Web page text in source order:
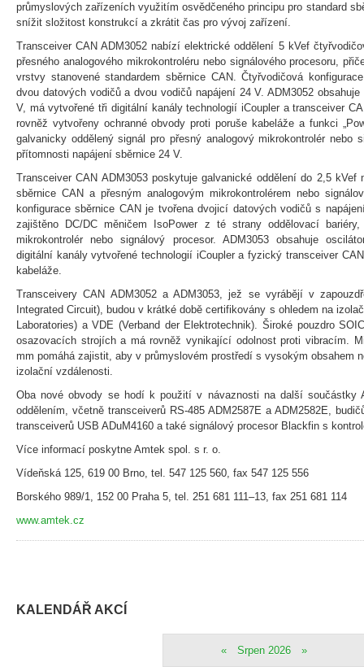
průmyslových zařízeních využitím osvědčeného principu pro standard
snížit složitost konstrukcí a zkrátit čas pro vývoj zařízení.
Transceiver CAN ADM3052 nabízí elektrické oddělení 5 kVef
přesného analogového mikrokontroléru nebo signálového procesoru,
vrstvy stanovené standardem sběrnice CAN. Čtyřvodičová
dvou datových vodičů a dvou vodičů napájení 24 V. ADM3052 obsahuje
V, má vytvořené tři digitální kanály technologií iCoupler a transceiver
rovněž vytvořeny ochranné obvody proti poruše kabeláže a funkci
galvanicky oddělený signál pro přesný analogový mikrokontrolér nebo
přítomnosti napájení sběrnice 24 V.
Transceiver CAN ADM3053 poskytuje galvanické oddělení do 2,5 kVef
sběrnice CAN a přesným analogovým mikrokontrolérem nebo
konfigurace sběrnice CAN je tvořena dvojicí datových vodičů s
zajištěno DC/DC měničem IsoPower z té strany oddělovací
mikrokontrolér nebo signálový procesor. ADM3053 obsahuje
digitální kanály vytvořené technologií iCoupler a fyzický transceiver
kabeláže.
Transceivery CAN ADM3052 a ADM3053, jež se vyrábějí v
Integrated Circuit), budou v krátké době certifikovány s ohledem na
Laboratories) a VDE (Verband der Elektrotechnik). Široké pouzdro
osazovacích strojích a má rovněž vynikající odolnost proti vibracím.
mm pomáhá zajistit, aby v průmyslovém prostředí s vysokým obsahem
izolační vzdálenosti.
Oba nové obvody se hodí k použití v návaznosti na další součástky
oddělením, včetně transceiverů RS-485 ADM2587E a ADM2582E,
transceiverů USB ADuM4160 a také signálový procesor Blackfin s
Více informací poskytne Amtek spol. s r. o.
Vídeňská 125, 619 00 Brno, tel. 547 125 560, fax 547 125 556
Borského 989/1, 152 00 Praha 5, tel. 251 681 111–13, fax 251 681 114
www.amtek.cz
KALENDÁŘ AKCÍ
« Srpen 2026 »